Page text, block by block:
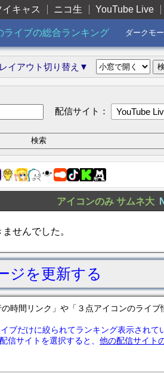
イキャス ニコ生 YouTube Live
ライブの総合ランキング ダークモ
イアウト切り替え▼
配信サイト：
YouTube
アイコンのみ サムネ大
せんでした。
ジを更新する
時間リンク」や「３点アイコンのライブ
ブだけに絞られてランキング表示されて
信サイトを選択すると、 他の配信サイト